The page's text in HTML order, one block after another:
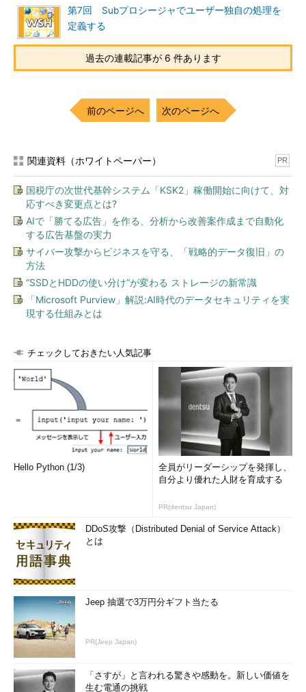
第7回 Subプロシージャでユーザー独自の処理を
定義する
過去の連載記事が 6 件あります
前のページへ 次のページへ
関連資料（ホワイトペーパー） PR
国税庁の次世代基幹システム「KSK2」稼働開始に向けて、対
応すべき変更点とは?
AIで「勝てる広告」を作る、分析から改善案作成まで自動化
する広告基盤の実力
サイバー攻撃からビジネスを守る、「戦略的データ復旧」の
方法
“SSDとHDDの使い分け”が変わる ストレージの新常識
「Microsoft Purview」解説:AI時代のデータセキュリティを実
現する仕組みとは
チェックしておきたい人気記事
Hello Python (1/3)
全員がリーダーシップを発揮し、
自分より優れた人財を育成する
PR(dentsu Japan)
DDoS攻撃（Distributed Denial of Service Attack）
とは
Jeep 抽選で3万円分ギフト当たる
PR(Jeep Japan)
「さすが」と言われる驚きや感動を。新しい価値を
生む電通の挑戦